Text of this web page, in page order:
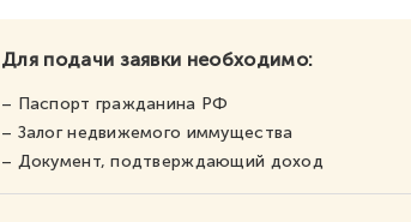
Для подачи заявки необходимо:
– Паспорт гражданина РФ
– Залог недвижемого иммущества
– Документ, подтверждающий доход